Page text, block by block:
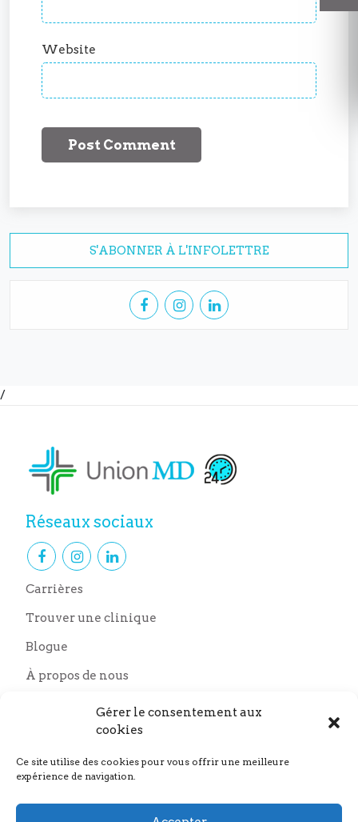
Gérer le consentement aux
cookies
Ce site utilise des cookies pour vous offrir une meilleure
expérience de navigation.
Website
S'ABONNER À L'INFOLETTRE
/
Réseaux sociaux
Carrières
Trouver une clinique
Blogue
À propos de nous
Nous joindre
Nos partenaires